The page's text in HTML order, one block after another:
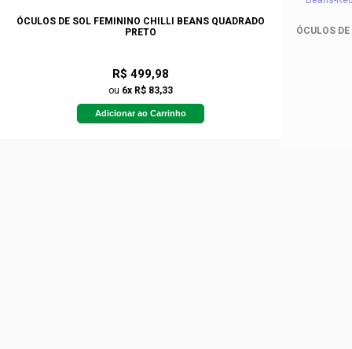
ÓCULOS DE SOL FEMININO CHILLI BEANS QUADRADO
PRETO
R$ 499,98
ou 6x R$ 83,33
Adicionar ao Carrinho
ÓCULOS